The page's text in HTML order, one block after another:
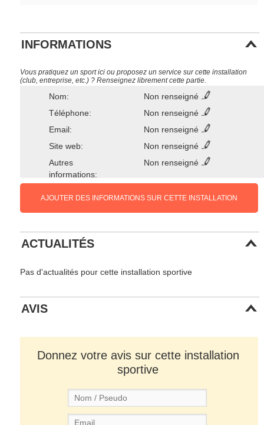
INFORMATIONS
Vous pratiquez un sport ici ou proposez un service sur cette installation
(club, entreprise, etc.) ? Renseignez librement cette partie.
Nom:
Non renseigné
Téléphone:
Non renseigné
Email:
Non renseigné
Site web:
Non renseigné
Autres
informations:
Non renseigné
AJOUTER DES INFORMATIONS SUR CETTE INSTALLATION
ACTUALITÉS
Pas d'actualités pour cette installation sportive
AVIS
Donnez votre avis sur cette installation
sportive